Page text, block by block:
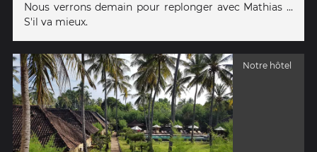
Nous verrons demain pour replonger avec Mathias ...
S'il va mieux.
Notre hôtel